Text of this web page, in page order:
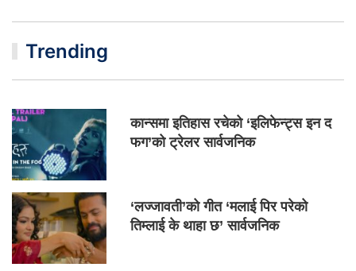
Trending
कान्समा इतिहास रचेको ‘इलिफेन्ट्स इन द
फग’को ट्रेलर सार्वजनिक
‘लज्जावती’को गीत ‘मलाई पिर परेको
तिम्लाई के थाहा छ’ सार्वजनिक